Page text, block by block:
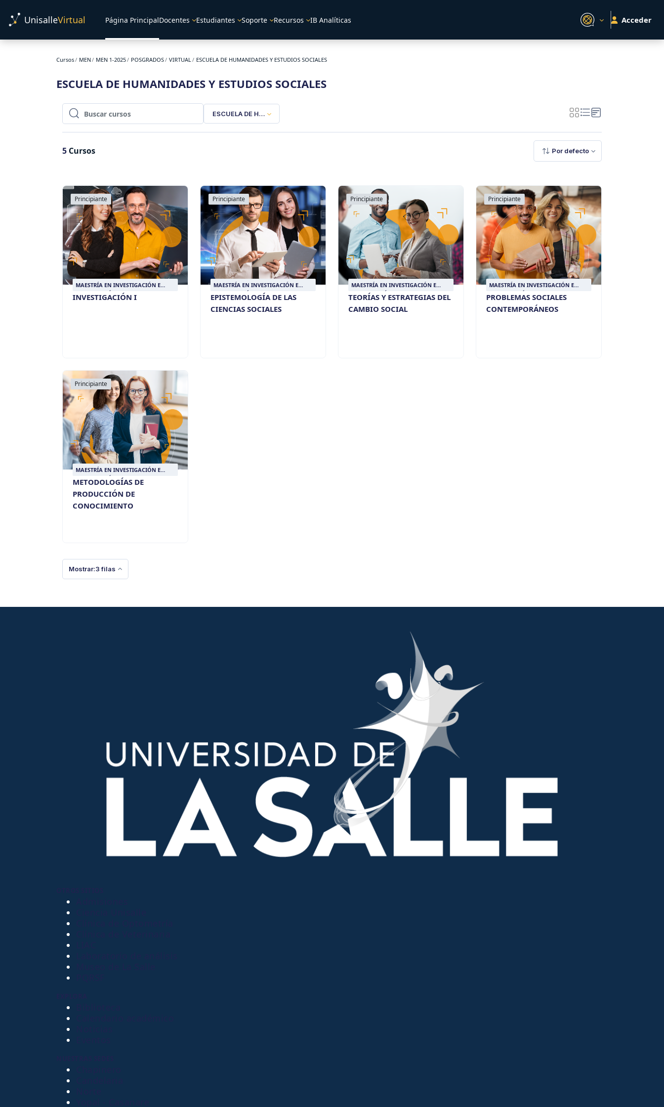
UnisalleVirtual Página PrincipalDocentes Estudiantes Soporte Recursos IB Analíticas Acceder
Cursos MEN MEN 1-2025 POSGRADOS VIRTUAL ESCUELA DE HUMANIDADES Y ESTUDIOS SOCIALES
ESCUELA DE HUMANIDADES Y ESTUDIOS SOCIALES
Buscar cursos
Buscar cursos ESCUELA DE HUMANIDADES Y ESTUDIOS SOCIALES
5 Cursos Por defecto
Principiante
MAESTRÍA EN INVESTIGACIÓN E
INTERVENCIÓN SOCIAL
INVESTIGACIÓN I
Principiante
MAESTRÍA EN INVESTIGACIÓN E
INTERVENCIÓN SOCIAL
EPISTEMOLOGÍA DE LAS
CIENCIAS SOCIALES
Principiante
MAESTRÍA EN INVESTIGACIÓN E
INTERVENCIÓN SOCIAL
TEORÍAS Y ESTRATEGIAS DEL
CAMBIO SOCIAL
Principiante
MAESTRÍA EN INVESTIGACIÓN E
INTERVENCIÓN SOCIAL
PROBLEMAS SOCIALES
CONTEMPORÁNEOS
Principiante
MAESTRÍA EN INVESTIGACIÓN E
INTERVENCIÓN SOCIAL
METODOLOGÍAS DE
PRODUCCIÓN DE
CONOCIMIENTO
Mostrar:3 filas